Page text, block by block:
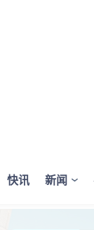
快讯 新闻